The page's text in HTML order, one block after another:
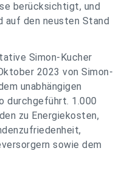
berücksichtigt, und
auf den neusten Stand
Simon-Kucher
2023 von Simon-
unabhängigen
durchgeführt. 1.000
zu Energiekosten,
sowie dem